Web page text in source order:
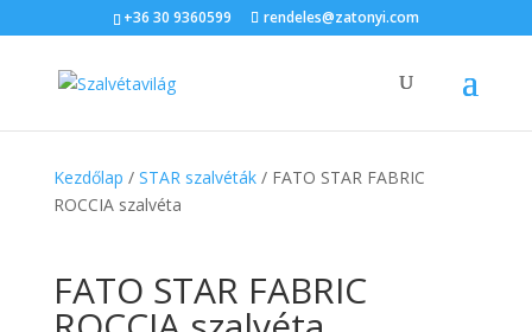
+36 30 9360599 rendeles@zatonyi.com
Kezdőlap / STAR szalvéták/ FATO STAR FABRIC
ROCCIA szalvéta
FATO STAR FABRIC